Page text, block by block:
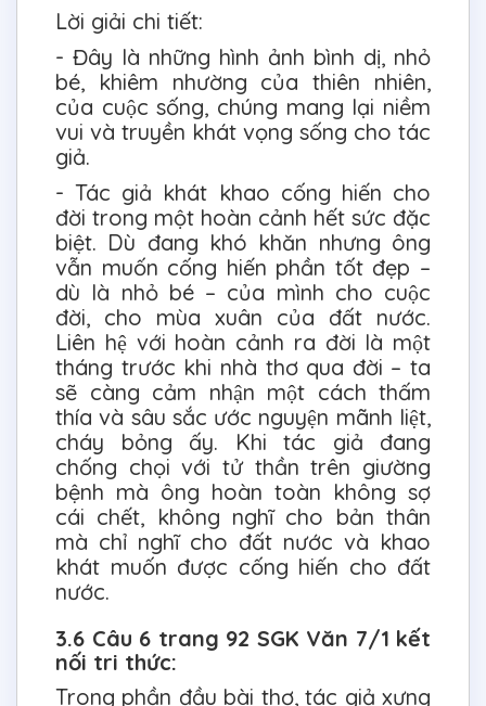
Lời giải chi tiết:
- Đây là những hình ảnh bình dị, nhỏ
bé, khiêm nhường của thiên nhiên,
của cuộc sống, chúng mang lại niềm
vui và truyền khát vọng sống cho tác
giả.
- Tác giả khát khao cống hiến cho
đời trong một hoàn cảnh hết sức đặc
biệt. Dù đang khó khăn nhưng ông
vẫn muốn cống hiến phần tốt đẹp –
dù là nhỏ bé – của mình cho cuộc
đời, cho mùa xuân của đất nước.
Liên hệ với hoàn cảnh ra đời là một
tháng trước khi nhà thơ qua đời – ta
sẽ càng cảm nhận một cách thấm
thía và sâu sắc ước nguyện mãnh liệt,
cháy bỏng ấy. Khi tác giả đang
chống chọi với tử thần trên giường
bệnh mà ông hoàn toàn không sợ
cái chết, không nghĩ cho bản thân
mà chỉ nghĩ cho đất nước và khao
khát muốn được cống hiến cho đất
nước.
3.6 Câu 6 trang 92 SGK Văn 7/1 kết
nối tri thức:
Trong phần đầu bài thơ, tác giả xưng